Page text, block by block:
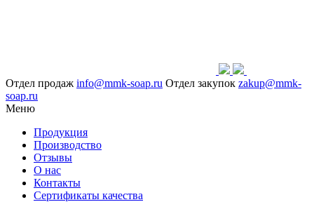
Отдел продаж info@mmk-soap.ru Отдел закупок zakup@mmk-
soap.ru
Меню
Продукция
Производство
Отзывы
О нас
Контакты
Сертификаты качества